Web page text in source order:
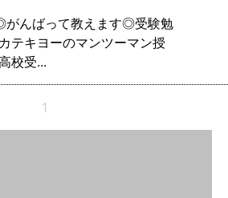
んばって教えます◎受験勉
テキヨーのマンツーマン授
校受...
1